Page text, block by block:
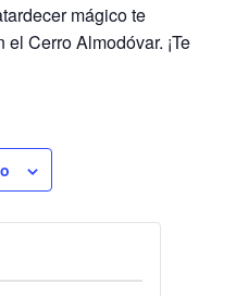
mágico te
Cerro Almodóvar. ¡Te